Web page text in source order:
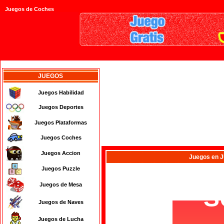
Juegos de Coches
JUEGOS
Juegos Habilidad
Juegos Deportes
Juegos Plataformas
Juegos Coches
Juegos Accion
Juegos Puzzle
Juegos de Mesa
Juegos de Naves
Juegos de Lucha
Juegos en